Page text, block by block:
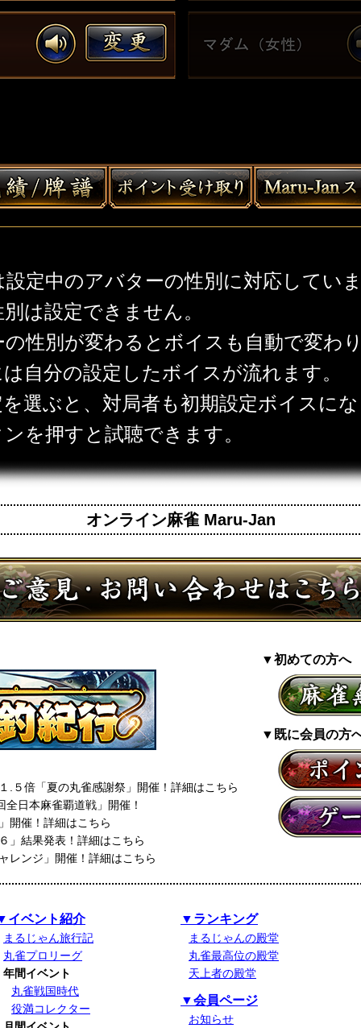
定中のアバターの性別に対応してい
は設定できません。
性別が変わるとボイスも自動で変わ
自分の設定したボイスが流れます。
選ぶと、対局者も初期設定ボイスに
を押すと試聴できます。
オンライン麻雀 Maru-Jan
.５倍「夏の丸雀感謝祭」開催！詳細はこちら
日本麻雀覇道戦」開催！
開催！詳細はこちら
」結果発表！詳細はこちら
レンジ」開催！詳細はこちら
▼初めての方へ
▼既に会員の方
イベント紹介
まるじゃん旅行記
丸雀プロリーグ
年間イベント
丸雀戦国時代
役満コレクター
▼ランキング
まるじゃんの殿堂
丸雀最高位の殿堂
天上者の殿堂
▼会員ページ
お知らせ